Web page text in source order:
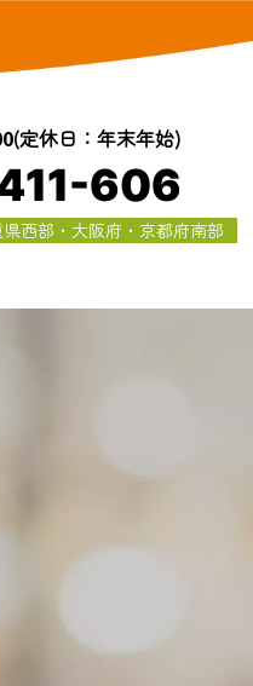
(定休日：年末年始)
606
西部・大阪府・京都府南部